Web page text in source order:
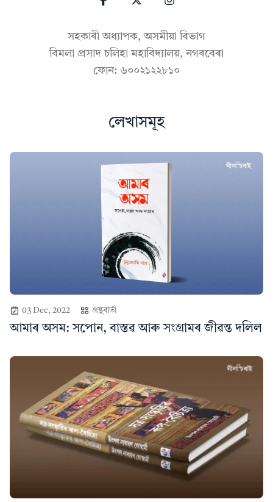
সহকাৰী অধ্যাপক, অসমীয়া বিভাগ
বিমলা প্ৰসাদ চলিহা মহাবিদ্যালয়, নগৰবেৰা
ফোন: ৬০০২১২২৮১০
লেখাসমূহ
03 Dec, 2022 গ্ৰন্থবাৰ্তা
আমাৰ অসম: সপোন, বাস্তৱ আৰু সংগ্ৰামৰ জীৱন্ত দলিল